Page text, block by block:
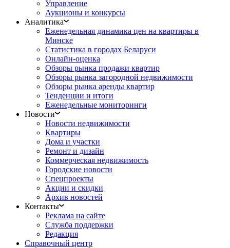
Управление
Аукционы и конкурсы
Аналитика
Еженедельная динамика цен на квартиры в
Минске
Статистика в городах Беларуси
Онлайн-оценка
Обзоры рынка продажи квартир
Обзоры рынка загородной недвижимости
Обзоры рынка аренды квартир
Тенденции и итоги
Еженедельные мониторинги
Новости
Новости недвижимости
Квартиры
Дома и участки
Ремонт и дизайн
Коммерческая недвижимость
Городские новости
Спецпроекты
Акции и скидки
Архив новостей
Контакты
Реклама на сайте
Служба поддержки
Редакция
Справочный центр